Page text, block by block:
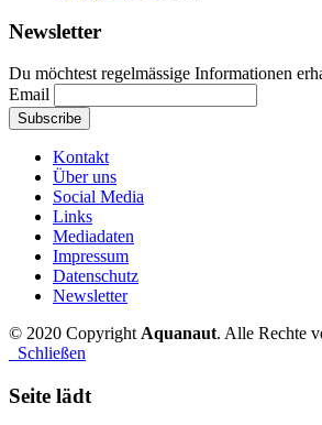
Newsletter
Du möchtest regelmässige Informationen
Email
Kontakt
Über uns
Social Media
Links
Mediadaten
Impressum
Datenschutz
Newsletter
© 2020 CopyrightAquanaut. Alle Rechte
Schließen
Seite lädt